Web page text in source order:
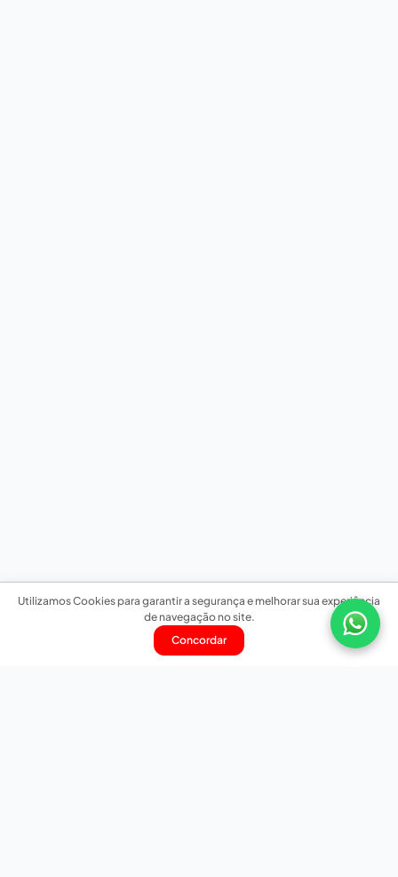
Utilizamos Cookies para garantir a segurança e melhorar sua experiência
de navegação no site.
Concordar